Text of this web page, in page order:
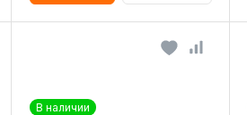
В наличии